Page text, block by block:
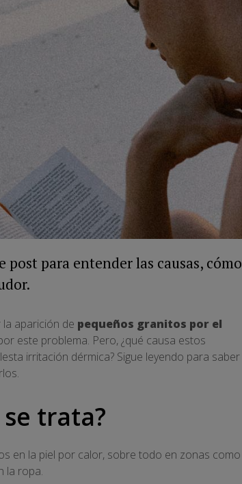
para entender las causas, cómo
aparición de pequeños granitos por el
este problema. Pero, ¿qué causa estos
irritación dérmica? Sigue leyendo para saber
trata?
en la piel por calor, sobre todo en zonas como
la ropa.